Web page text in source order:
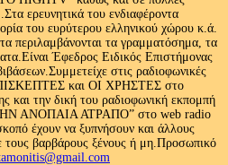
ερευνητικά του ενδιαφέροντα
του ευρύτερου ελληνικού χώρου κ.ά.
περιλαμβάνονται τα γραμματόσημα, τα
Έφεδρος Ειδικός Επιστήμονας
στις ραδιοφωνικές
και ΟΙ ΧΡΗΣΤΕΣ στο
και την δική του ραδιοφωνική εκπομπή
ΑΝΟΠΑΙΑ ΑΤΡΑΠΟ” στο web radio
έχουν να ξυπνήσουν και άλλους
τους βαρβάρους ξένους ή μη.Προσωπικό